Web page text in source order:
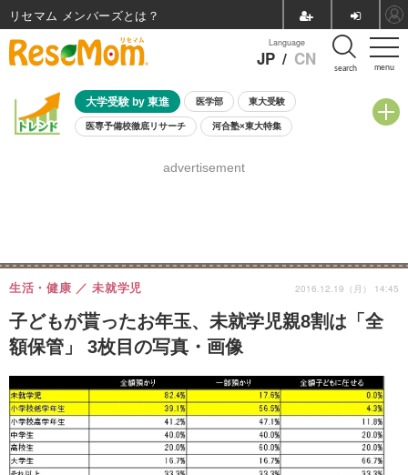
menu
Language
JP / CN search
大学受験 by 東進 医学部 東大受験
医専予備校徹底リサーチ 河合塾×東大特集
8月開催学校説明会・相談会
advertisement
子どもが貰ったお年玉、未就学児親8割は「全
額保管」 3枚目の写真・画像
生活・健康 未就学児 2016.12.19（月） 14:45
リセマム メンバーズ